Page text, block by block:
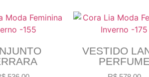
VESTIDO
PERFUME